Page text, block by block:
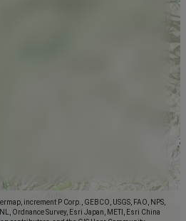
increment P Corp., GEBCO, USGS, FAO, NPS,
Ordnance Survey, Esri Japan, METI, Esri China